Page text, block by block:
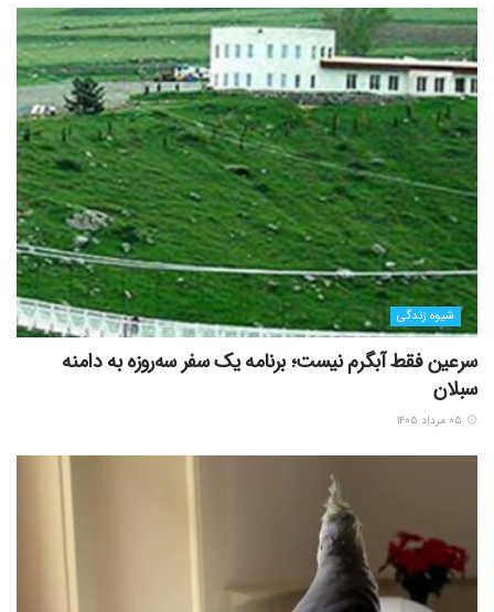
شیوه زندگی
سرعین فقط آبگرم نیست؛ برنامه یک سفر سه‌روزه به دامنه
سبلان